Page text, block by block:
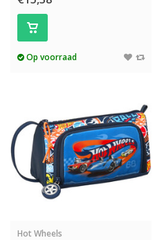
Op voorraad
Hot Wheels